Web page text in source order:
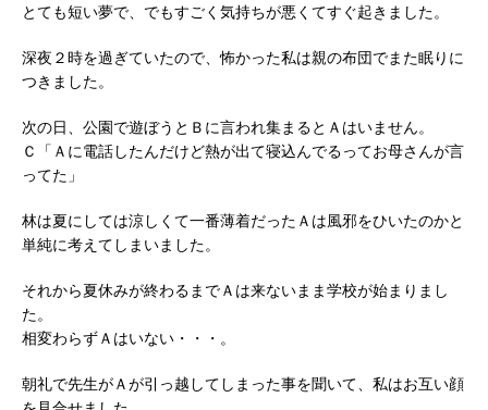
とても短い夢で、でもすごく気持ちが悪くてすぐ起きました。
深夜２時を過ぎていたので、怖かった私は親の布団でまた眠りに
つきました。
次の日、公園で遊ぼうとＢに言われ集まるとＡはいません。
Ｃ「Ａに電話したんだけど熱が出て寝込んでるってお母さんが言
ってた」
林は夏にしては涼しくて一番薄着だったＡは風邪をひいたのかと
単純に考えてしまいました。
それから夏休みが終わるまでＡは来ないまま学校が始まりまし
た。
相変わらずＡはいない・・・。
朝礼で先生がＡが引っ越してしまった事を聞いて、私はお互い顔